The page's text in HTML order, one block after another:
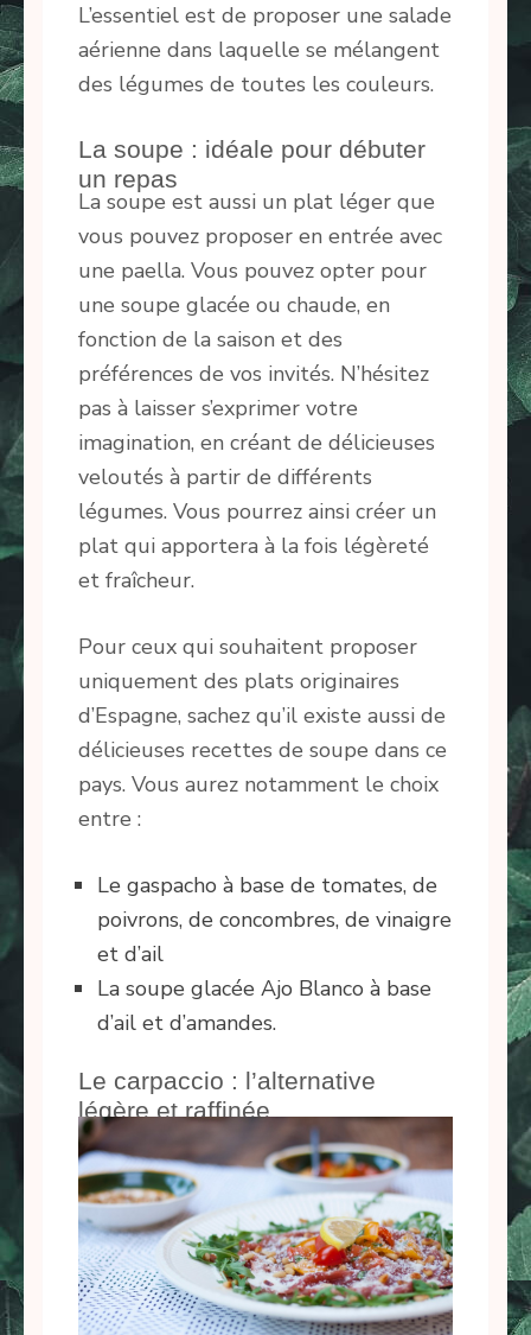
L’essentiel est de proposer une salade
aérienne dans laquelle se mélangent
des légumes de toutes les couleurs.
La soupe : idéale pour débuter
un repas
La soupe est aussi un plat léger que
vous pouvez proposer en entrée avec
une paella. Vous pouvez opter pour
une soupe glacée ou chaude, en
fonction de la saison et des
préférences de vos invités. N’hésitez
pas à laisser s’exprimer votre
imagination, en créant de délicieuses
veloutés à partir de différents
légumes. Vous pourrez ainsi créer un
plat qui apportera à la fois légèreté
et fraîcheur.
Pour ceux qui souhaitent proposer
uniquement des plats originaires
d’Espagne, sachez qu’il existe aussi de
délicieuses recettes de soupe dans ce
pays. Vous aurez notamment le choix
entre :
Le gaspacho à base de tomates, de
poivrons, de concombres, de vinaigre
et d’ail
La soupe glacée Ajo Blanco à base
d’ail et d’amandes.
Le carpaccio : l’alternative
légère et raffinée